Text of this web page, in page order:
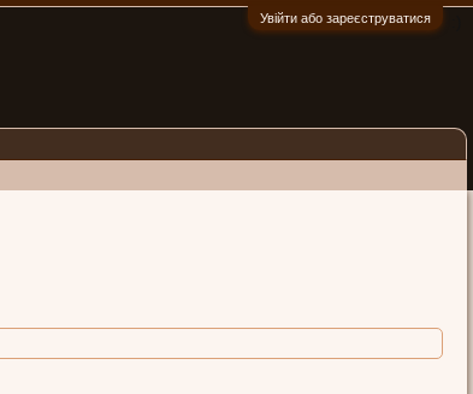
Увійти або зареєструватися